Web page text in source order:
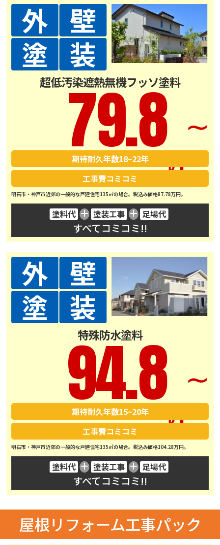
外 壁
塗
装
超低汚染遮熱無機フッソ塗料
79.8 ∼
期待耐久年数18~22年
工事費コミコミ
明石市・神戸市近郊の一般的な戸建住宅135㎡の場合。税込み価格87.78万円。
塗料代 塗装工事 足場代
すべてコミコミ!!
外 壁
塗
装
特殊防水塗料
94.8 ∼
期待耐久年数15~20年
工事費コミコミ
明石市・神戸市近郊の一般的な戸建住宅135㎡の場合。税込み価格104.28万円。
塗料代 塗装工事 足場代
すべてコミコミ!!
屋根リフォーム工事パック